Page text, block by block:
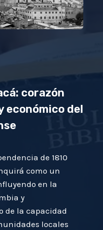
corazón
económico del
de 1810
como un
en la
y
de la capacidad
locales